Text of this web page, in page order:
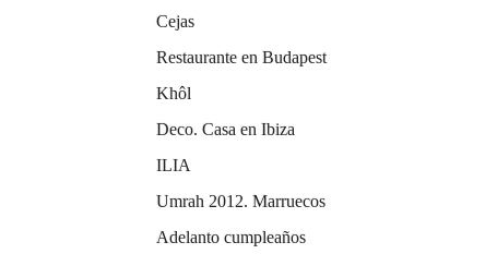
Cejas
Restaurante en Budapest
Khôl
Deco. Casa en Ibiza
ILIA
Umrah 2012. Marruecos
Adelanto cumpleaños